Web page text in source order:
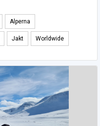
Alperna
Jakt Worldwide